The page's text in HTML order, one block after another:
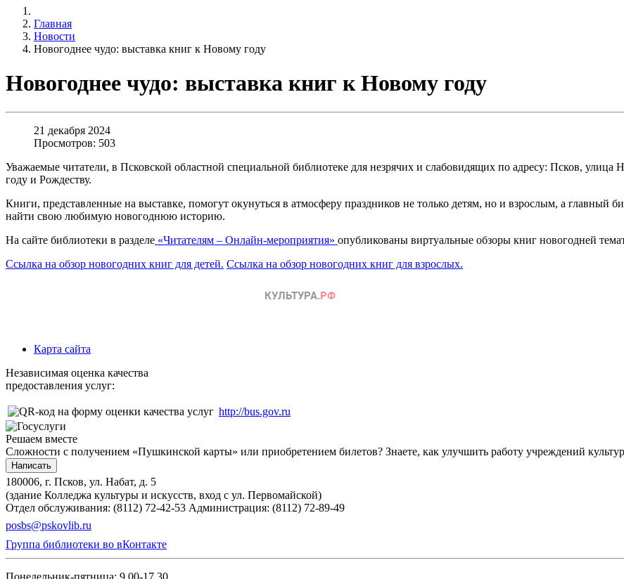
Главная
Новости
Новогоднее чудо: выставка книг к Новому году
Новогоднее чудо: выставка книг к Новому году
21 декабря 2024
Просмотров: 503
Уважаемые читатели, в Псковской областной специальной библиотеке для незрячих и слабовидящих по адресу: Псков,
году и Рождеству.
Книги, представленные на выставке, помогут окунуться в атмосферу праздников не только детям, но и взрослым, а
найти свою любимую новогоднюю историю.
На сайте библиотеки в разделе «Читателям – Онлайн-мероприятия» опубликованы виртуальные обзоры книг новогодней
Ссылка на обзор новогодних книг для детей. Ссылка на обзор новогодних книг для взрослых.
Карта сайта
Независимая оценка качества
предоставления услуг:
http://bus.gov.ru
Решаем вместе
Сложности с получением «Пушкинской карты» или приобретением билетов? Знаете, как улучшить работу учреждений
Написать
180006, г. Псков, ул. Набат, д. 5
(здание Колледжа культуры и искусств, вход с ул. Первомайской)
Отдел обслуживания: (8112) 72-42-53 Администрация: (8112) 72-89-49
posbs@pskovlib.ru
Группа библиотеки во вКонтакте
Понедельник-пятница: 9.00-17.30